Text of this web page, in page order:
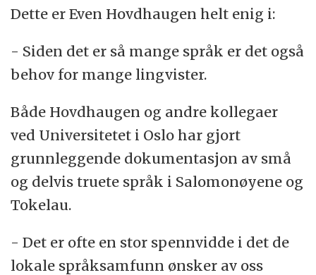
Dette er Even Hovdhaugen helt enig i:
- Siden det er så mange språk er det også
behov for mange lingvister.
Både Hovdhaugen og andre kollegaer
ved Universitetet i Oslo har gjort
grunnleggende dokumentasjon av små
og delvis truete språk i Salomonøyene og
Tokelau.
- Det er ofte en stor spennvidde i det de
lokale språksamfunn ønsker av oss